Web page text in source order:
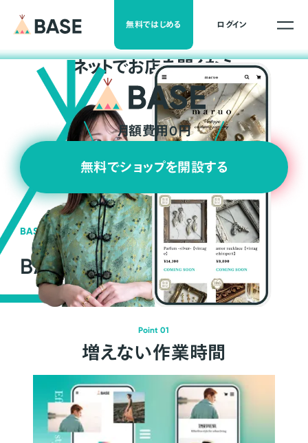
無料ではじめる ログイン
ネットでお店を開くなら
月額費用0円
無料でショップを開設する
BASEの強み
BASEが強い3つの理由
Point 01
増えない作業時間